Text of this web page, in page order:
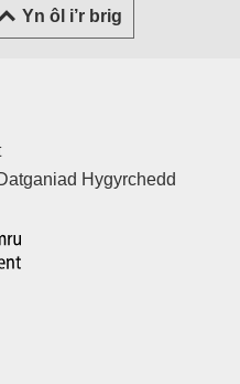
Yn ôl i’r brig
Hygyrchedd